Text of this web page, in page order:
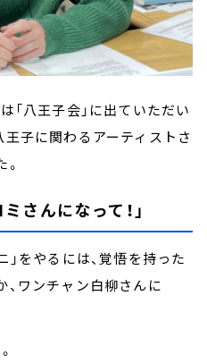
「八王子会」に出ていただい
子に関わるアーティストさ
さんになって！」
」をやるには、覚悟を持った
ワンチャン白柳さんに